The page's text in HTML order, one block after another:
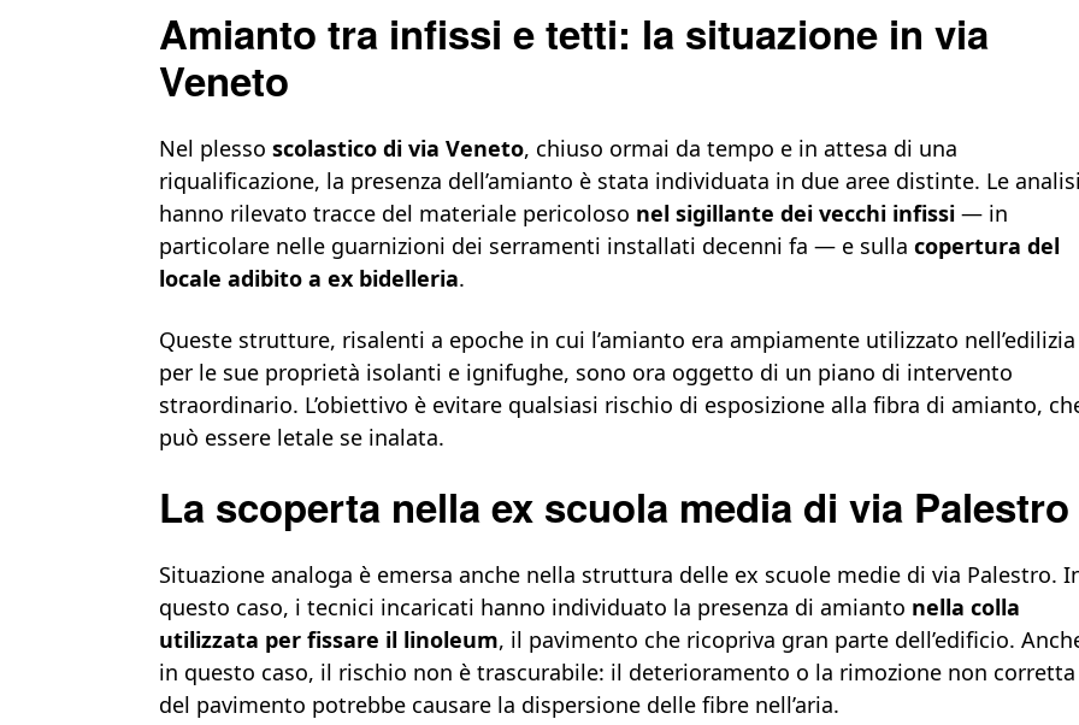
Amianto tra infissi e tetti: la situazione in via
Veneto
Nel plesso scolastico di via Veneto, chiuso ormai da tempo e in attesa di una
riqualificazione, la presenza dell’amianto è stata individuata in due aree distinte. Le
hanno rilevato tracce del materiale pericoloso nel sigillante dei vecchi infissi — in
particolare nelle guarnizioni dei serramenti installati decenni fa — e sulla copertura del
locale adibito a ex bidelleria.
Queste strutture, risalenti a epoche in cui l’amianto era ampiamente utilizzato nell’edilizia
per le sue proprietà isolanti e ignifughe, sono ora oggetto di un piano di intervento
straordinario. L’obiettivo è evitare qualsiasi rischio di esposizione alla fibra di amianto,
può essere letale se inalata.
La scoperta nella ex scuola media di via Palestro
Situazione analoga è emersa anche nella struttura delle ex scuole medie di via Palestro.
questo caso, i tecnici incaricati hanno individuato la presenza di amianto nella colla
utilizzata per fissare il linoleum, il pavimento che ricopriva gran parte dell’edificio.
in questo caso, il rischio non è trascurabile: il deterioramento o la rimozione non corretta
del pavimento potrebbe causare la dispersione delle fibre nell’aria.